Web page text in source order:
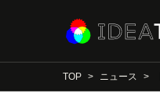
TOP ニュース